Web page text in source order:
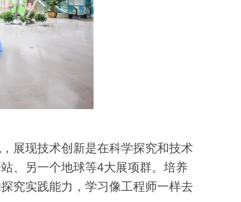
现技术创新是在科学探究和技术
、另一个地球等4大展项群。培养
究实践能力，学习像工程师一样去